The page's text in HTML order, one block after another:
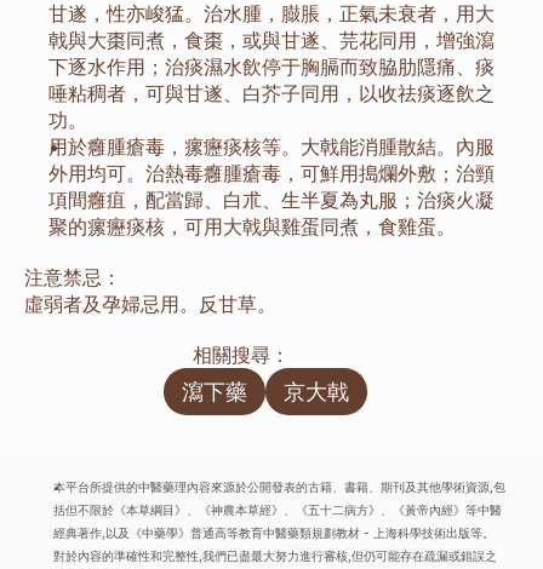
甘遂，性亦峻猛。治水腫，臌脹，正氣未衰者，用大
戟與大棗同煮，食棗，或與甘遂、芫花同用，增強瀉
下逐水作用；治痰濕水飲停于胸膈而致脇肋隱痛、痰
唾粘稠者，可與甘遂、白芥子同用，以收祛痰逐飲之
功。
用於癰腫瘡毒，瘰癧痰核等。大戟能消腫散結。內服
外用均可。治熱毒癰腫瘡毒，可鮮用搗爛外敷；治頸
項間癰疽，配當歸、白朮、生半夏為丸服；治痰火凝
聚的瘰癧痰核，可用大戟與雞蛋同煮，食雞蛋。
注意禁忌：
虛弱者及孕婦忌用。反甘草。
相關搜尋：
瀉下藥 京大戟
本平台所提供的中醫藥理內容來源於公開發表的古籍、書籍、期刊及其他學術資源,包
括但不限於《本草綱目》、《神農本草經》、《五十二病方》、《黃帝內經》等中醫
經典著作,以及《中藥學》普通高等教育中醫藥類規劃教材 - 上海科學技術出版等。
對於內容的準確性和完整性,我們已盡最大努力進行審核,但仍可能存在疏漏或錯誤之